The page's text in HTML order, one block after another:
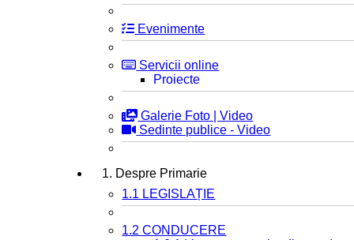
Evenimente
Servicii online
Proiecte
Galerie Foto | Video
Sedinte publice - Video
1. Despre Primarie
1.1 LEGISLAȚIE
1.2 CONDUCERE